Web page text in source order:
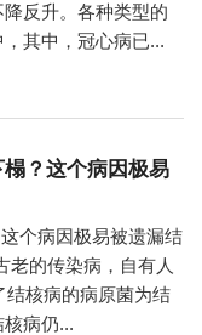
反升。各种类型的
其中，冠心病已...
？这个病因极易
个病因极易被遗漏结
老的传染病，自有人
结核病的病原菌为结
病仍...